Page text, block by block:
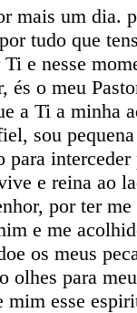
mais um dia.
tudo que
e nesse
és o meu
a Ti a minha
sou
para
e reina ao
por ter
e me
os meus
olhes para
mim esse